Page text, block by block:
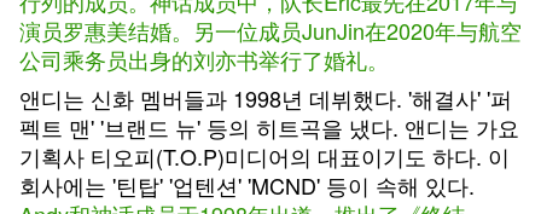
演员罗惠美结婚。另一位成员JunJin在2020年与航空
公司乘务员出身的刘亦书举行了婚礼。
앤디는 신화 멤버들과 1998년 데뷔했다. '해결사' '퍼
펙트 맨' '브랜드 뉴' 등의 히트곡을 냈다. 앤디는 가요
기획사 티오피(T.O.P)미디어의 대표이기도 하다. 이
회사에는 '틴탑' '업텐션' 'MCND' 등이 속해 있다.